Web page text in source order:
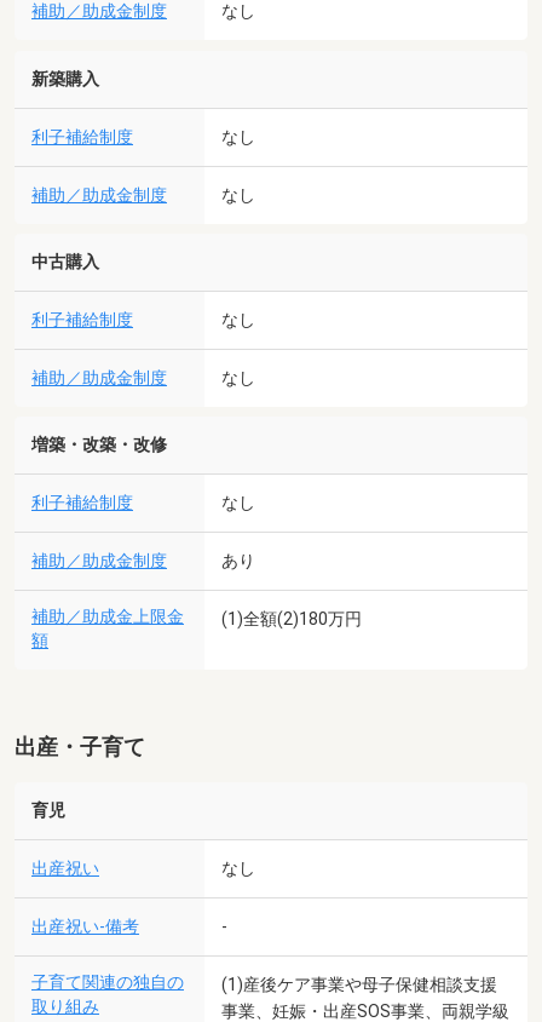
補助／助成金制度 なし
新築購入
利子補給制度 なし
補助／助成金制度 なし
中古購入
利子補給制度 なし
補助／助成金制度 なし
増築・改築・改修
利子補給制度 なし
補助／助成金制度 あり
補助／助成金上限金
額
(1)全額(2)180万円
出産・子育て
育児
出産祝い なし
出産祝い-備考 -
子育て関連の独自の
取り組み
(1)産後ケア事業や母子保健相談支援
事業、妊娠・出産SOS事業、両親学級